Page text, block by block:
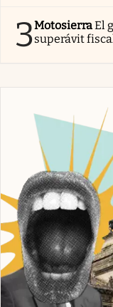
3MotosierraEl
superávit